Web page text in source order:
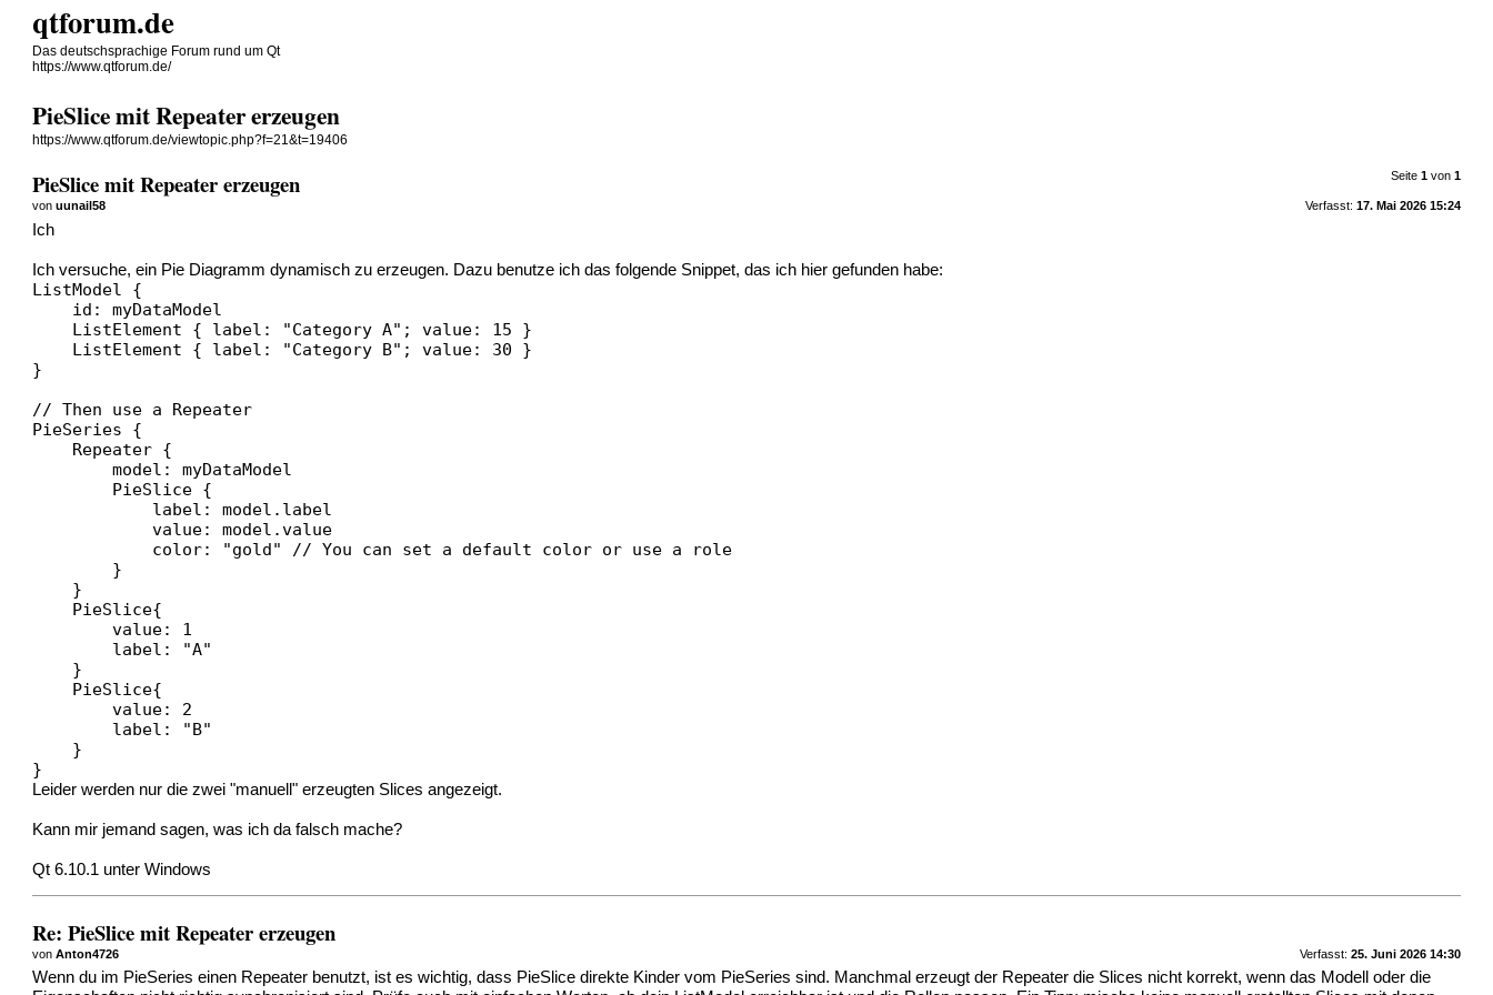
qtforum.de
Das deutschsprachige Forum rund um Qt
https://www.qtforum.de/
PieSlice mit Repeater erzeugen
https://www.qtforum.de/viewtopic.php?f=21&t=19406
Seite 1von 1
PieSlice mit Repeater erzeugen
Verfasst: 17. Mai 2026 15:24
vonuunail58
Ich
Ich versuche, ein Pie Diagramm dynamisch zu erzeugen. Dazu benutze ich das folgende Snippet, das ich hier gefunden habe:
ListModel {
    id: myDataModel
    ListElement { label: "Category A"; value: 15 }
    ListElement { label: "Category B"; value: 30 }
}
// Then use a Repeater
PieSeries {
    Repeater {
        model: myDataModel
        PieSlice {
            label: model.label
            value: model.value
            color: "gold" // You can set a default color or use a role
        }
    }
    PieSlice{
        value: 1
        label: "A"
    }
    PieSlice{
        value: 2
        label: "B"
    }
}
Leider werden nur die zwei "manuell" erzeugten Slices angezeigt.
Kann mir jemand sagen, was ich da falsch mache?
Qt 6.10.1 unter Windows
Re: PieSlice mit Repeater erzeugen
Verfasst: 25. Juni 2026 14:30
vonAnton4726
Wenn du im PieSeries einen Repeater benutzt, ist es wichtig, dass PieSlice direkte Kinder vom PieSeries sind. Manchmal erzeugt der Repeater die Slices nicht korrekt, wenn das Modell oder die